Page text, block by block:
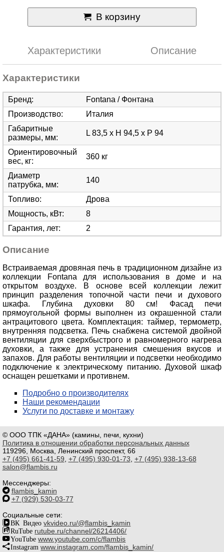
В корзину
Характеристики Описание
Характеристики
Бренд:
Fontana / Фонтана
Производство:
Италия
Габаритные
размеры, мм:
L 83,5 x H 94,5 х P 94
Ориентировочный
вес, кг:
360 кг
Диаметр
патрубка, мм:
140
Топливо:
Дрова
Мощность, кВт:
8
Гарантия, лет: 2
Описание
Встраиваемая дровяная печь в традиционном дизайне из
коллекции Fontana для использования в доме и на
открытом воздухе. В основе всей коллекции лежит
принцип разделения топочной части печи и духового
шкафа. Глубина духовки 80 см! Фасад печи
прямоугольной формы выполнен из окрашенной стали
антрацитового цвета. Комплектация: таймер, термометр,
внутренняя подсветка. Печь снабжена системой двойной
вентиляции для сверхбыстрого и равномерного нагрева
духовки, а также для устранения смешения вкусов и
запахов. Для работы вентиляции и подсветки необходимо
подключение к электрическому питанию. Духовой шкаф
оснащен решетками и противнем.
Подробно о производителях
Наши рекомендации
Услуги по доставке и монтажу
© ООО ТПК «ДАНА» (камины, печи, кухни)
Политика в отношении обработки персональных данных
119296, Москва, Ленинский проспект, 66
+7 (495) 661-41-59, +7 (495) 930-01-73, +7 (495) 938-13-68
salon@flambis.ru
Мессенджеры:
flambis_kamin
+7 (929) 530-03-77
Социальные сети:
ВК Видео vkvideo.ru/@flambis_kamin
RuTube rutube.ru/channel/26214406/
YouTube www.youtube.com/c/flambis
Instagram www.instagram.com/flambis_kamin/